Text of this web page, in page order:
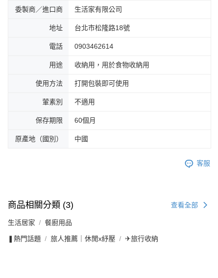
委製商／進口商 生活家有限公司
地址 台北市松隆路18號
電話 0903462614
用途 收納用，用於食物收納用
使用方法 打開包裝即可使用
葷素別 不適用
保存期限 60個月
原產地（國別） 中國
客服
商品相關分類 (3) 查看全部
生活居家 餐廚用品
❚熱門話題 旅人推薦｜休閒x紓壓 ✈旅行收納